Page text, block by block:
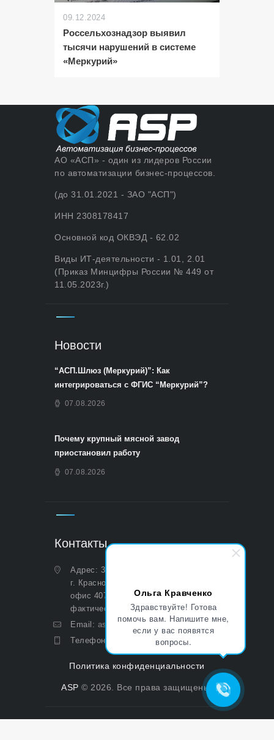
Ольга Кравченко
Здравствуйте! Готова
помочь вам. Напишите мне,
если у вас появятся
вопросы.
09.12.2024
Россельхознадзор выявил
тысячи нарушений в системе
«Меркурий»
АО «АСП» - один из лидеров России
по автоматизации бизнес-процессов.
(до 31.01.2021 - ЗАО "АСП")
ИНН 2308178417
Основной код ОКВЭД - 62.02
Виды ИТ-деятельности - 1.01, 2.01
(Приказ Минцифры России № 449 от
11.05.2023г.)
Новости
“АСП.Шлюз (Меркурий)”: Как
интегрироваться с ФГИС “Меркурий”?
07.08.2026
Почему крупный мясной завод
приостановил работу
07.08.2026
Контакты
Адрес: 350051, Краснодарский край,
г. Краснодар, ул. Дальняя, д. 27,
офис 407 (Юридический и
фактический)
Email: asp@aoasp.ru
Телефон:
+7 (499) 380-83-05
Политика конфиденциальности
ASP © 2026. Все права защищены.